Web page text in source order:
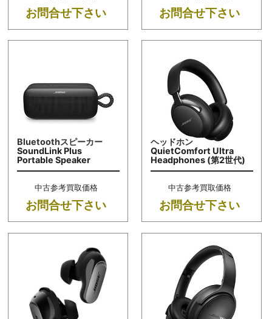
お問合せ下さい お問合せ下さい
Bluetoothスピーカー
SoundLink Plus
Portable Speaker
中古参考買取価格
お問合せ下さい
ヘッドホン
QuietComfort Ultra
Headphones (第2世代)
中古参考買取価格
お問合せ下さい